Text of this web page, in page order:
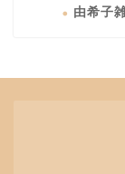
由希子